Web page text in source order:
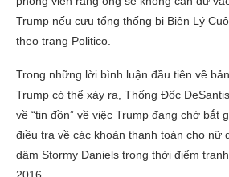
Trump nếu cựu tổng thống bị Biện Lý
theo trang Politico.
Trong những lời bình luận đầu tiên về
Trump có thể xảy ra, Thống Đốc
về “tin đồn” về việc Trump đang chờ bắt
điều tra về các khoản thanh toán cho nữ
dâm Stormy Daniels trong thời điểm